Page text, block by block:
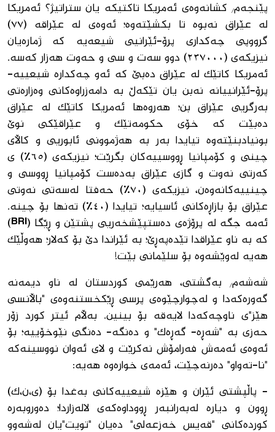
پێنجەم/ کشانەوەی ئەمریکا تاکتیکە یان ستراتیژ؟ ئەمریکا
لە عێراق نەبوە تا بکشێتەوە؛ ئەوەی لە عێراقە (٧٧)
گرووپی چەکداری پرۆ-ئێرانیی شیعەیە کە ژمارەیان
نیزیکەی (٢٣٧٠٠٠) دوو سەت و سی و حەوت هەزار کەسە.
ئەمریکا کاتێک لە عێراق دەبێ کە ئەو چەکدارە شیعییە-
پرۆ-ئێرانییانە نەبن یان تێکەڵ بە دامەزراوەکانی وەزارەتی
بەرگریی عێراق بن؛ هەروەها ئەمریکا کاتێک لە عێراق
دەبێت کە خۆی حکومەتێک و عێراقێکی نوێ
بونیادبنێتەوە تیایدا بەر بە هەژموونی ئابوریی و کاڵای
چینی و کۆمپانیا ڕووسییەکان بگرێت؛ نیزیکەی (٦٥٪) ی
کەرتی نەوت و گازی عێراق بەدەست کۆمپانیا ڕووسی و
چینییەکانەوەن، نیزیکەی (٧٠٪) حەفتا لەسەتی نەوتی
عێراق بۆ بازاڕەکانی ئاسیایە؛ تیایدا (٤٠٪) تەنها بۆ چینە.
ئەمە جگە لە پرۆژەی دەستپێشخەریی پشتێن و ڕێگا (BRI)
کە بە ناو عێراقدا تێدەپەڕێ؛ بە ئێراندا دێ بۆ کەلار؛ هەوڵێک
هەیە لەوێشەوە بۆ سلێمانی بێت!
شەشەم/ بەگشتی، هەرێمی کوردستان لە ناو دیمەنە
گەورەکەدا و لەچوارچێوەی پرسی ڕێکخستنەوەی "باڵانسی
هێز"ی ناوچەکەدا لایەقە بۆ بینین. بەڵام ئیتر کورد زۆر
حەزی بە "شەڕە- گەڕەک" و دەنگە- دەنگی نێوخۆییە؛ بۆ
ئەوەی ئەمەش فەرامۆش نەکرێت و لای ئەوان نووسینەکە
"نا-تەواو" دەرنەچێت، ئەمەی خوارەوە هەیە:
- پاڵپشتی ئێران و هێزە شیعییەکانی بەغدا بۆ (ی،ن،ک)
ڕوون و دیارە لەبەرانبەر ڕووداوەکەی لالەزاردا؛ دەوروبەرە
کوردەکانی "قەیس خەزعەلی" دەیان "تویت"یان لەشەوو